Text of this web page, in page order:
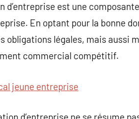
d’entreprise est une
En optant pour la bonne
obligations légales, mais aussi
commercial compétitif.
jeune entreprise